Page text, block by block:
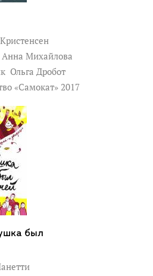
Анна Михайлова
Ольга Дробот
«Самокат» 2017
был